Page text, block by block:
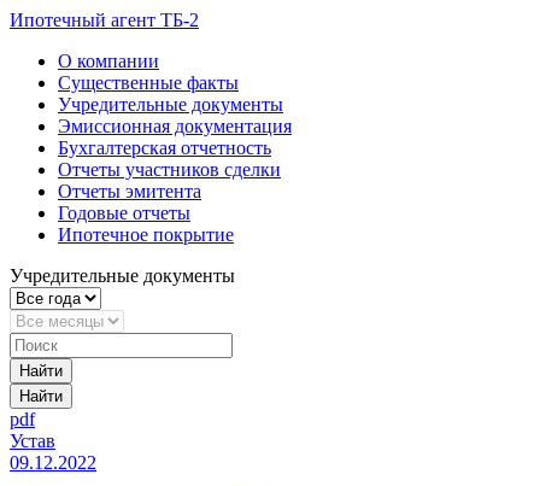
Ипотечный агент ТБ-2
О компании
Существенные факты
Учредительные документы
Эмиссионная документация
Бухгалтерская отчетность
Отчеты участников сделки
Отчеты эмитента
Годовые отчеты
Ипотечное покрытие
Учредительные документы
Найти
Найти
pdf
Устав
09.12.2022